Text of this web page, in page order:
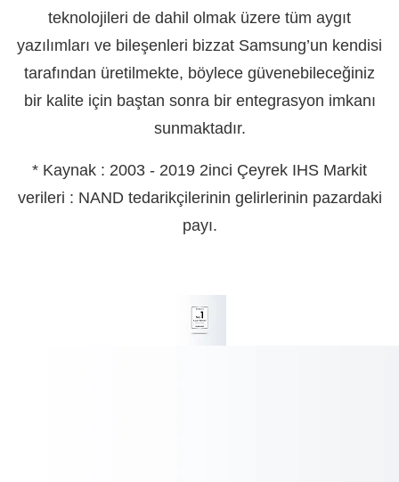
teknolojileri de dahil olmak üzere tüm aygıt
yazılımları ve bileşenleri bizzat Samsung’un kendisi
tarafından üretilmekte, böylece güvenebileceğiniz
bir kalite için baştan sonra bir entegrasyon imkanı
sunmaktadır.
* Kaynak : 2003 - 2019 2inci Çeyrek IHS Markit
verileri : NAND tedarikçilerinin gelirlerinin pazardaki
payı.